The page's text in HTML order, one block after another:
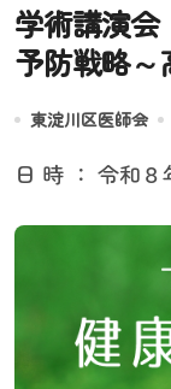
学術講演会
予防戦略～
ジメント～」
東淀川区医師会
日 時 ： 令和